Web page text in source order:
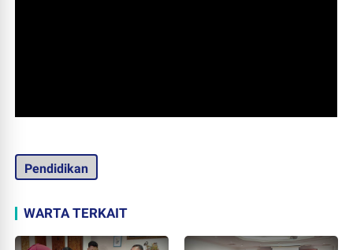
Pendidikan
WARTA TERKAIT